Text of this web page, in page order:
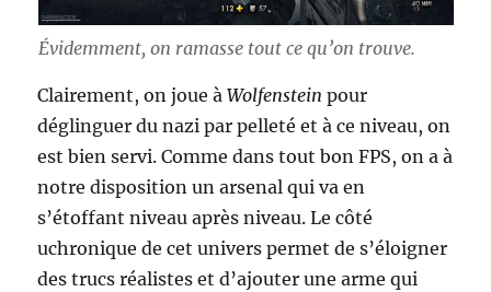
Évidemment, on ramasse tout ce qu’on trouve.
Clairement, on joue àWolfenstein pour
déglinguer du nazi par pelleté et à ce niveau, on
est bien servi. Comme dans tout bon FPS, on a à
notre disposition un arsenal qui va en
s’étoffant niveau après niveau. Le côté
uchronique de cet univers permet de s’éloigner
des trucs réalistes et d’ajouter une arme qui